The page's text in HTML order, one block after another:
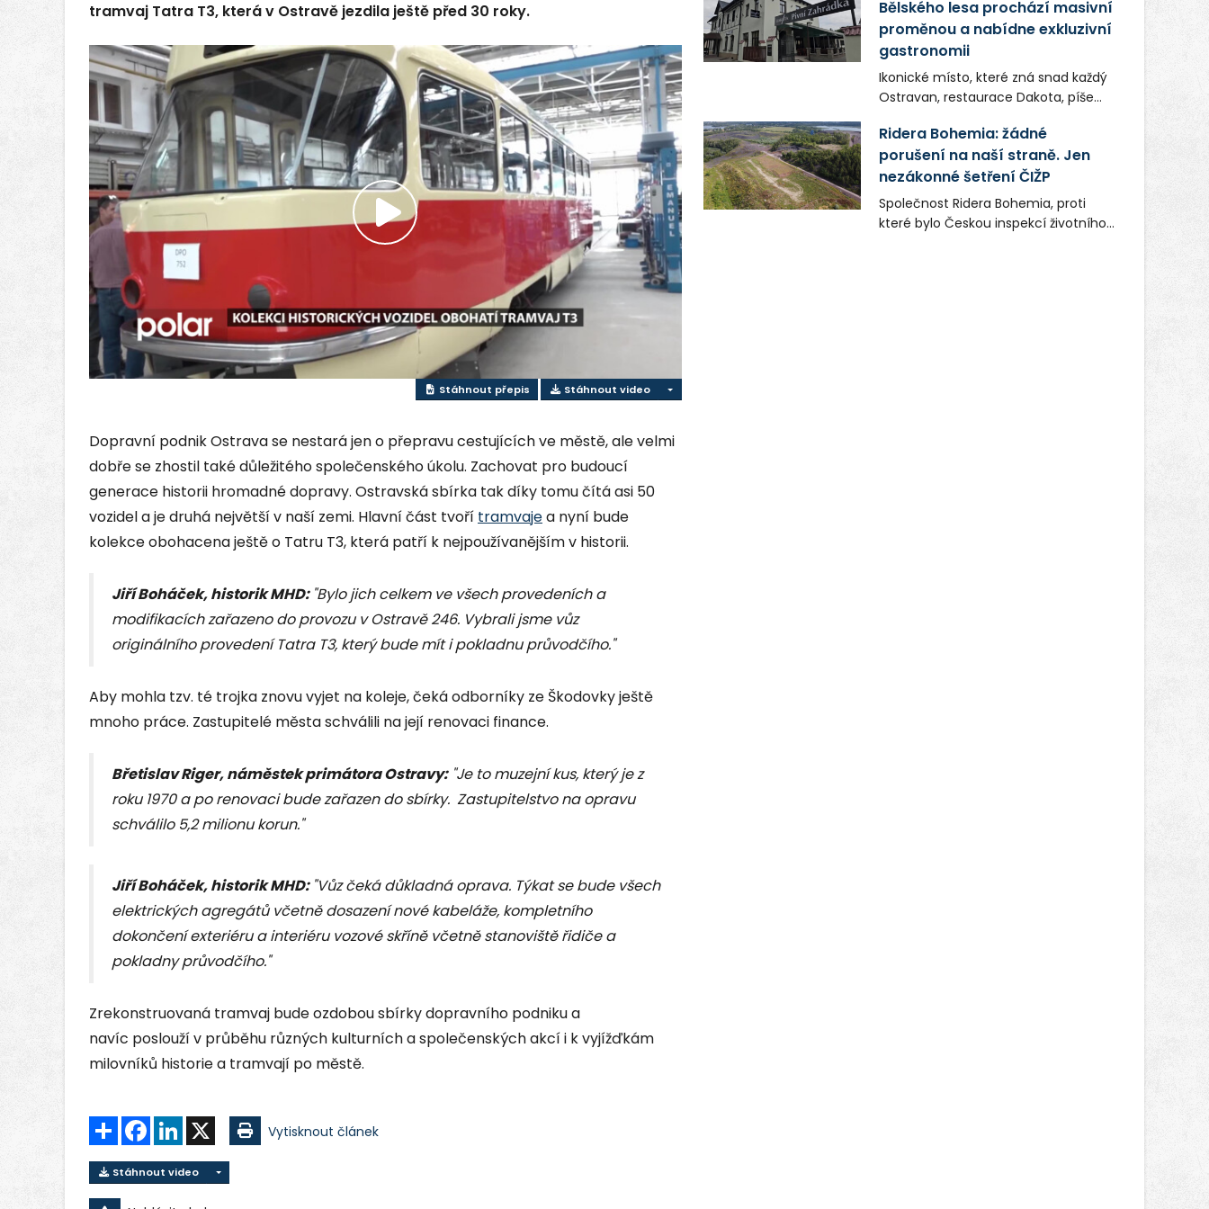
tramvaj Tatra T3, která v Ostravě jezdila ještě před 30 roky.
Přehrát
video
Stáhnout přepis Stáhnout video
Dopravní podnik Ostrava se nestará jen o přepravu cestujících ve městě, ale velmi
dobře se zhostil také důležitého společenského úkolu. Zachovat pro budoucí
generace historii hromadné dopravy. Ostravská sbírka tak díky tomu čítá asi 50
vozidel a je druhá největší v naší zemi. Hlavní část tvoří tramvajea nyní bude
kolekce obohacena ještě o Tatru T3, která patří k nejpoužívanějším v historii.
Jiří Boháček, historik MHD: "Bylo jich celkem ve všech provedeních a
modifikacích zařazeno do provozu v Ostravě 246. Vybrali jsme vůz
originálního provedení Tatra T3, který bude mít i pokladnu průvodčího."
Aby mohla tzv. té trojka znovu vyjet na koleje, čeká odborníky ze Škodovky ještě
mnoho práce. Zastupitelé města schválili na její renovaci finance.
Břetislav Riger, náměstek primátora Ostravy:"Je to muzejní kus, který je z
roku 1970 a po renovaci bude zařazen do sbírky. Zastupitelstvo na opravu
schválilo 5,2 milionu korun."
Jiří Boháček, historik MHD: "Vůz čeká důkladná oprava. Týkat se bude všech
elektrických agregátů včetně dosazení nové kabeláže, kompletního
dokončení exteriéru a interiéru vozové skříně včetně stanoviště řidiče a
pokladny průvodčího."
Zrekonstruovaná tramvaj bude ozdobou sbírky dopravního podniku a
navíc poslouží v průběhu různých kulturních a společenských akcí i k vyjížďkám
milovníků historie a tramvají po městě.
Sdílet FacebookLinkedIn Vytisknout článek
Stáhnout video
Bělského lesa prochází masivní
proměnou a nabídne exkluzivní
gastronomii
Ikonické místo, které zná snad každý
Ostravan, restaurace Dakota, píše
společnost Dang Investment Group
s.r.o. investuje do projektu přes 50
milionů korun. Cílem je přinést
Ostravě dva špičkové gastronomické
koncepty, které v regionu dosud
chyběly, luxusní středomořskou
Ridera Bohemia: žádné
porušení na naší straně. Jen
nezákonné šetření ČIŽP
Společnost Ridera Bohemia, proti
které bylo Českou inspekcí životního